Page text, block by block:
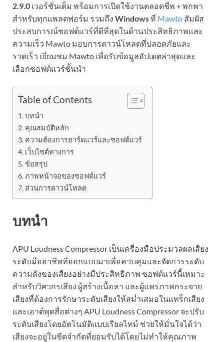
2.9.0 เวอร์ชั่นเต็ม พร้อมการเปิดใช้งานตลอดชีพ + พกพา
สำหรับทุกแพลตฟอร์ม รวมถึง Windowsที่ Mawto สัมผัส
ประสบการณ์ซอฟต์แวร์ที่ดีที่สุดในด้านประสิทธิภาพและ
ความเร็ว Mawto มอบการดาวน์โหลดที่ปลอดภัยและ
รวดเร็ว เยี่ยมชม Mawto เพื่อรับข้อมูลอัปเดตล่าสุดและ
เลือกซอฟต์แวร์ชั้นนำ
Table of Contents
บทนำ
คุณสมบัติหลัก
ความต้องการฮาร์ดแวร์และซอฟต์แวร์
เว็บไซต์ทางการ
ข้อสรุป
ภาพหน้าจอของซอฟต์แวร์
ส่วนการดาวน์โหลด
บทนำ
APU Loudness Compressor เป็นเครื่องมือประมวลผลเสียง
ระดับมืออาชีพที่ออกแบบมาเพื่อควบคุมและจัดการระดับ
ความดังของเสียงอย่างมีประสิทธิภาพ ซอฟต์แวร์นี้เหมาะ
สำหรับวิศวกรเสียง ผู้สร้างเนื้อหา และผู้แพร่ภาพกระจาย
เสียงที่ต้องการรักษาระดับเสียงให้สม่ำเสมอในแทร็กเสียง
และเอาต์พุตสื่อต่างๆ APU Loudness Compressor จะปรับ
ระดับเสียงโดยอัตโนมัติแบบเรียลไทม์ ช่วยให้มั่นใจได้ว่า
เสียงจะอยู่ในขีดจำกัดที่ยอมรับได้โดยไม่ทำให้คุณภาพ